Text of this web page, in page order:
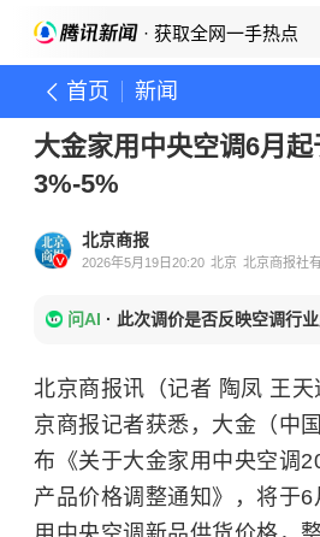
· 获取全网一手热点
首页 新闻
大金家用中央空调6月
3%-5%
北京商报
2026年5月19日20:20 北京 北京商报社
问AI · 此次调价是否反映空调行
北京商报讯（记者 陶凤 王
京商报记者获悉，大金（中
布《关于大金家用中央空调
产品价格调整通知》，将于